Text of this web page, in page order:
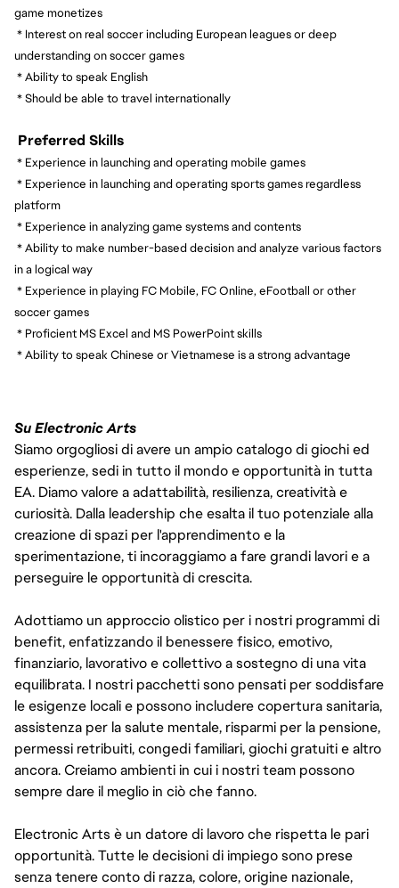
game monetizes
* Interest on real soccer including European leagues or deep
understanding on soccer games
* Ability to speak English
* Should be able to travel internationally
Preferred Skills
* Experience in launching and operating mobile games
* Experience in launching and operating sports games regardless
platform
* Experience in analyzing game systems and contents
* Ability to make number-based decision and analyze various factors
in a logical way
* Experience in playing FC Mobile, FC Online, eFootball or other
soccer games
* Proficient MS Excel and MS PowerPoint skills
* Ability to speak Chinese or Vietnamese is a strong advantage
Su Electronic Arts
Siamo orgogliosi di avere un ampio catalogo di giochi ed
esperienze, sedi in tutto il mondo e opportunità in tutta
EA. Diamo valore a adattabilità, resilienza, creatività e
curiosità. Dalla leadership che esalta il tuo potenziale alla
creazione di spazi per l'apprendimento e la
sperimentazione, ti incoraggiamo a fare grandi lavori e a
perseguire le opportunità di crescita.
Adottiamo un approccio olistico per i nostri programmi di
benefit, enfatizzando il benessere fisico, emotivo,
finanziario, lavorativo e collettivo a sostegno di una vita
equilibrata. I nostri pacchetti sono pensati per soddisfare
le esigenze locali e possono includere copertura sanitaria,
assistenza per la salute mentale, risparmi per la pensione,
permessi retribuiti, congedi familiari, giochi gratuiti e altro
ancora. Creiamo ambienti in cui i nostri team possono
sempre dare il meglio in ciò che fanno.
Electronic Arts è un datore di lavoro che rispetta le pari
opportunità. Tutte le decisioni di impiego sono prese
senza tenere conto di razza, colore, origine nazionale,